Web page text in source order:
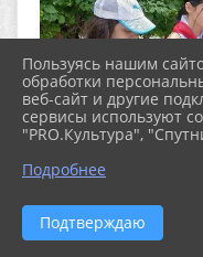
Пользуясь нашим
обработки
веб-сайт и другие
сервисы используют
"PRO.Культура",
Подробнее
Подтверждаю